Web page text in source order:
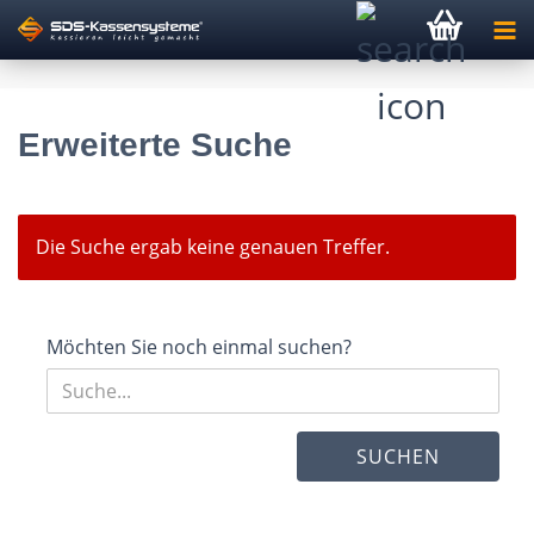
Erweiterte Suche
Die Suche ergab keine genauen Treffer.
MÖCHTEN
SIE
NOCH
Möchten Sie noch einmal suchen?
SUCHEN